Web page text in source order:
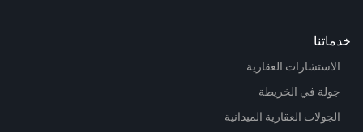
خدماتنا
الاستشارات العقارية
جولة في الخريطة
الجولات العقارية الميدانية